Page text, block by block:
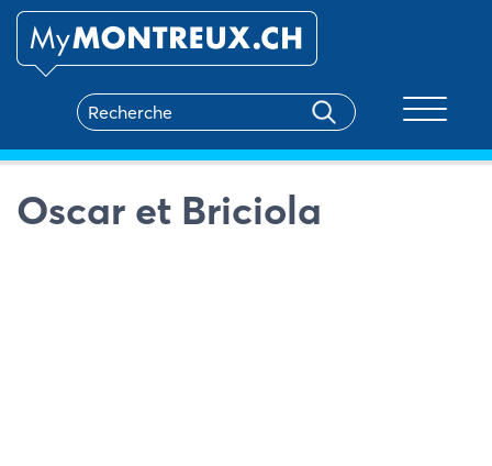
Oscar et Briciola